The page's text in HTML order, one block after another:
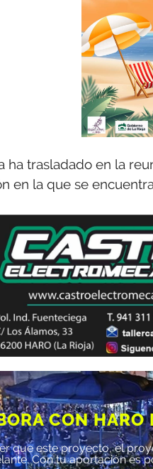
ha trasladado en la
en la que se
CON HARO
que este proyecto, el
Con tu aportación es